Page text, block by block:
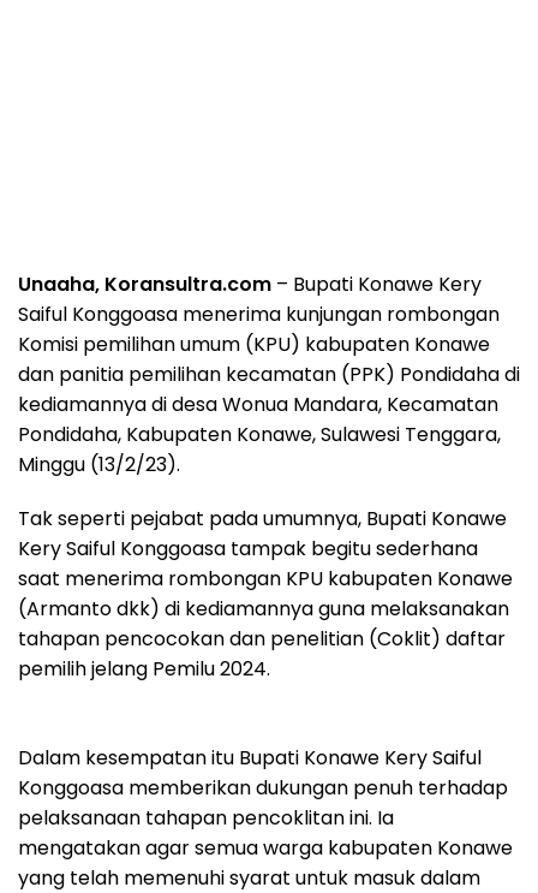
Unaaha, Koransultra.com – Bupati Konawe Kery
Saiful Konggoasa menerima kunjungan rombongan
Komisi pemilihan umum (KPU) kabupaten Konawe
dan panitia pemilihan kecamatan (PPK) Pondidaha di
kediamannya di desa Wonua Mandara, Kecamatan
Pondidaha, Kabupaten Konawe, Sulawesi Tenggara,
Minggu (13/2/23).
Tak seperti pejabat pada umumnya, Bupati Konawe
Kery Saiful Konggoasa tampak begitu sederhana
saat menerima rombongan KPU kabupaten Konawe
(Armanto dkk) di kediamannya guna melaksanakan
tahapan pencocokan dan penelitian (Coklit) daftar
pemilih jelang Pemilu 2024.
Dalam kesempatan itu Bupati Konawe Kery Saiful
Konggoasa memberikan dukungan penuh terhadap
pelaksanaan tahapan pencoklitan ini. Ia
mengatakan agar semua warga kabupaten Konawe
yang telah memenuhi syarat untuk masuk dalam